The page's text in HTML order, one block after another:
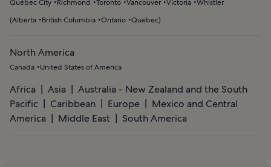
Québec City
Richmond Toronto Vancouver Victoria Whistler
(Alberta British Columbia Ontario Quebec)
North America
Canada United States of America
Africa Asia
Australia - New Zealand and the South
Pacific
Caribbean Europe
Mexico and Central
America
Middle East South America